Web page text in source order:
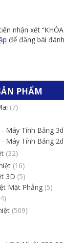
nhận xét
để đăng bài
PHẨM
(7)
Máy Tính Bảng 3d
Máy Tính Bảng 2d
(32)
(16)
3D (5)
Mặt Phẳng (5)
(509)